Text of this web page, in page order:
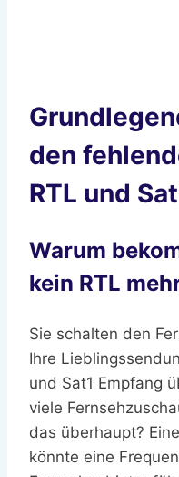
den
RTL und
Warum
kein RTL
Sie schalten den
Ihre
und Sat1 Empfang
viele
das überhaupt?
könnte eine